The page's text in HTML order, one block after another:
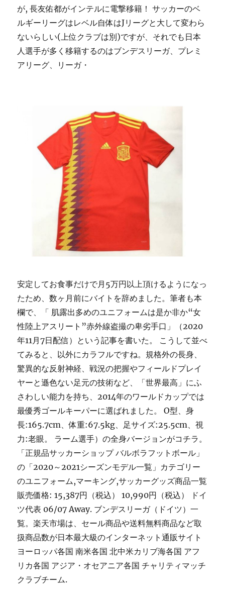
が, 長友佑都がインテルに電撃移籍！ サッカーのベ
ルギーリーグはレベル自体はJリーグと大して変わら
ないらしい(上位クラブは別)ですが、それでも日本
人選手が多く移籍するのはブンデスリーガ、プレミ
アリーグ、リーガ・
安定してお食事だけで月5万円以上頂けるようになっ
たため、数ヶ月前にバイトを辞めました。筆者も本
欄で、「 肌露出多めのユニフォームは是か非か“女
性陸上アスリート”赤外線盗撮の卑劣手口」（2020
年11月7日配信）という記事を書いた。 こうして並べ
てみると、以外にカラフルですね。規格外の長身、
驚異的な反射神経、戦況の把握やフィールドプレイ
ヤーと遜色ない足元の技術など、「世界最高」にふ
さわしい能力を持ち、2014年のワールドカップでは
最優秀ゴールキーパーに選ばれました。 O型、身
長:165.7cm、体重:67.5kg、足サイズ:25.5cm、視
力:老眼。 ラーム選手）の全身バージョンがコチラ。
「正規品サッカーショップ バルボラフットボール」
の「2020～2021シーズンモデル一覧」カテゴリー
のユニフォーム,マーキング,サッカーグッズ商品一覧
販売価格: 15,387円（税込） 10,990円（税込） ドイ
ツ代表 06/07 Away. ブンデスリーガ（ドイツ）一
覧。楽天市場は、セール商品や送料無料商品など取
扱商品数が日本最大級のインターネット通販サイト
ヨーロッパ各国 南米各国 北中米カリブ海各国 アフ
リカ各国 アジア・オセアニア各国 チャリティマッチ
クラブチーム.